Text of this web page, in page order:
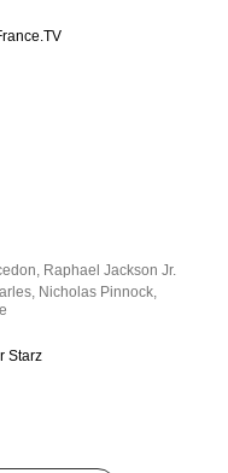
, Raphael Jackson Jr.
, Nicholas Pinnock,
Starz